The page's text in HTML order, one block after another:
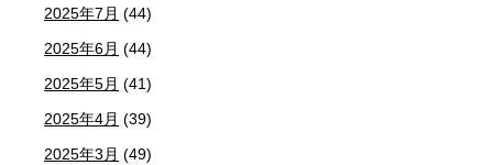
2025年7月 (44)
2025年6月 (44)
2025年5月 (41)
2025年4月 (39)
2025年3月 (49)